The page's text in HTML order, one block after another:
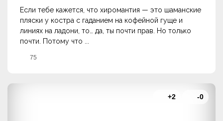
Если тебе кажется, что хиромантия — это шаманские
пляски у костра с гаданием на кофейной гуще и
линиях на ладони, то… да, ты почти прав. Но только
почти. Потому что ...
75
+2 -0